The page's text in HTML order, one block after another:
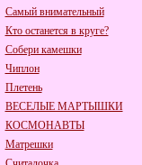
Самый внимательный
Кто останется в круге?
Собери камешки
Чиплон
Плетень
ВЕСЕЛЫЕ МАРТЫШКИ
КОСМОНАВТЫ
Матрешки